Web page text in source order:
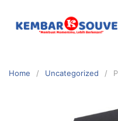
Home Uncategorized